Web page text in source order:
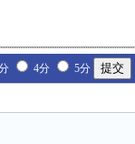
4分 5分